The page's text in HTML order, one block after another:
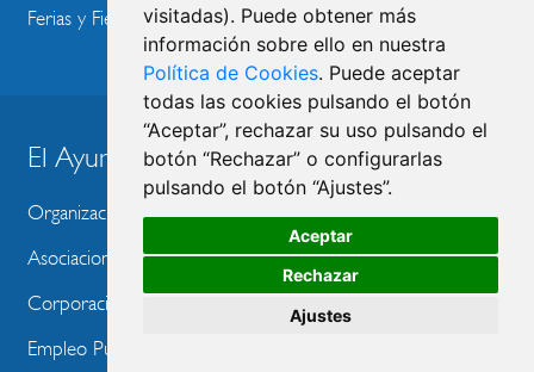
visitadas). Puede obtener más
información sobre ello en nuestra
Política de Cookies. Puede aceptar
todas las cookies pulsando el botón
“Aceptar”, rechazar su uso pulsando el
botón “Rechazar” o configurarlas
pulsando el botón “Ajustes”.
Aceptar
Rechazar
Ajustes
Ferias y Fiestas
BLOQUE
MENU
WEBSITE
El Ayuntamiento
Organización Municipal
Asociaciones
Corporación Municipal
Empleo Público